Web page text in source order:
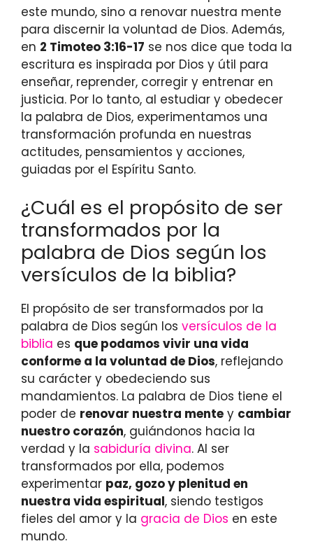
este mundo, sino a renovar nuestra mente
para discernir la voluntad de Dios. Además,
en 2 Timoteo 3:16-17 se nos dice que toda la
escritura es inspirada por Dios y útil para
enseñar, reprender, corregir y entrenar en
justicia. Por lo tanto, al estudiar y obedecer
la palabra de Dios, experimentamos una
transformación profunda en nuestras
actitudes, pensamientos y acciones,
guiadas por el Espíritu Santo.
¿Cuál es el propósito de ser
transformados por la
palabra de Dios según los
versículos de la biblia?
El propósito de ser transformados por la
palabra de Dios según los versículos de la
biblia es que podamos vivir una vida
conforme a la voluntad de Dios, reflejando
su carácter y obedeciendo sus
mandamientos. La palabra de Dios tiene el
poder de renovar nuestra mente y cambiar
nuestro corazón, guiándonos hacia la
verdad y la sabiduría divina. Al ser
transformados por ella, podemos
experimentar paz, gozo y plenitud en
nuestra vida espiritual, siendo testigos
fieles del amor y la gracia de Dios en este
mundo.